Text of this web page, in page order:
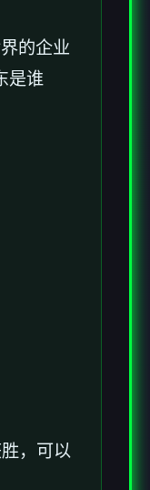
的企业
是谁
，可以